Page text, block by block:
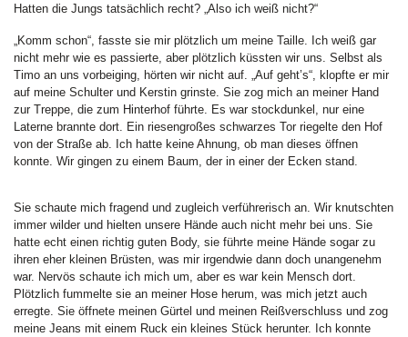
Hatten die Jungs tatsächlich recht? „Also ich weiß nicht?“
„Komm schon“, fasste sie mir plötzlich um meine Taille. Ich weiß gar
nicht mehr wie es passierte, aber plötzlich küssten wir uns. Selbst als
Timo an uns vorbeiging, hörten wir nicht auf. „Auf geht’s“, klopfte er mir
auf meine Schulter und Kerstin grinste. Sie zog mich an meiner Hand
zur Treppe, die zum Hinterhof führte. Es war stockdunkel, nur eine
Laterne brannte dort. Ein riesengroßes schwarzes Tor riegelte den Hof
von der Straße ab. Ich hatte keine Ahnung, ob man dieses öffnen
konnte. Wir gingen zu einem Baum, der in einer der Ecken stand.
Sie schaute mich fragend und zugleich verführerisch an. Wir knutschten
immer wilder und hielten unsere Hände auch nicht mehr bei uns. Sie
hatte echt einen richtig guten Body, sie führte meine Hände sogar zu
ihren eher kleinen Brüsten, was mir irgendwie dann doch unangenehm
war. Nervös schaute ich mich um, aber es war kein Mensch dort.
Plötzlich fummelte sie an meiner Hose herum, was mich jetzt auch
erregte. Sie öffnete meinen Gürtel und meinen Reißverschluss und zog
meine Jeans mit einem Ruck ein kleines Stück herunter. Ich konnte